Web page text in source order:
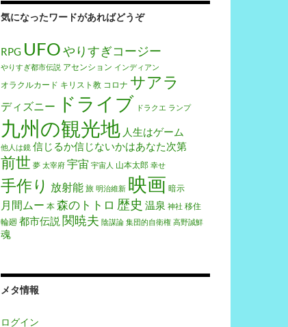
気になったワードがあればどうぞ
RPG UFOやりすぎコージー
やりすぎ都市伝説 アセンション インディアン
オラクルカード キリスト教 コロナ サアラ
ディズニー ドライブ ドラクエ ランプ
九州の観光地 人生はゲーム
他人は鏡 信じるか信じないかはあなた次第
前世 夢 太宰府 宇宙 宇宙人 山本太郎 幸せ
手作り 放射能 旅 明治維新 映画 暗示
月間ムー 本 森のトトロ 歴史 温泉 神社 移住
輪廻 都市伝説 関暁夫 陰謀論 集団的自衛権 高野誠鮮
魂
メタ情報
ログイン